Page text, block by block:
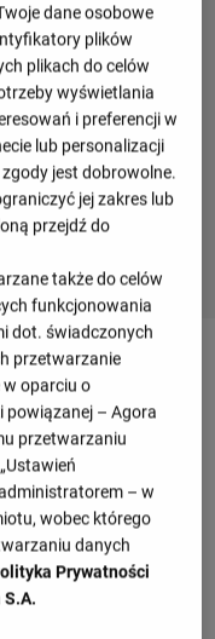
Civitanova -
dane osobowe
plików
plikach do celów
wyświetlania
i preferencji w
lub personalizacji
jest dobrowolne.
jej zakres lub
przejdź do
także do celów
funkcjonowania
dot. świadczonych
przetwarzanie
w oparciu o
powiązanej – Agora
przetwarzaniu
– w
wobec którego
danych
Prywatności